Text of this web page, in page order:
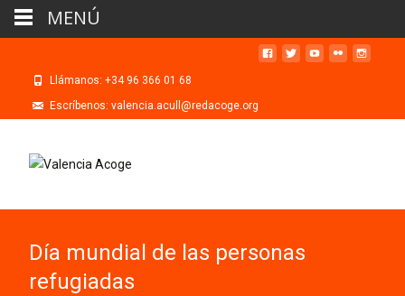
Llámanos: +34 96 366 01 68
Escríbenos: valencia.acull@redacoge.org
Día mundial de las personas
refugiadas
MENÚ